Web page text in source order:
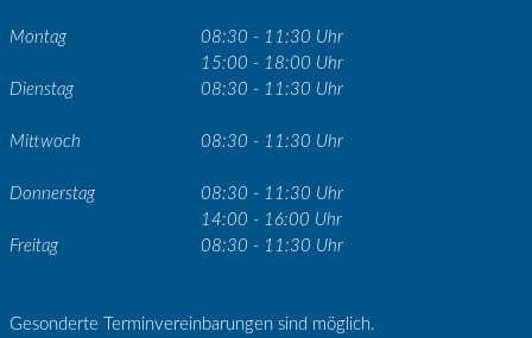
Montag
08:30 - 11:30 Uhr
15:00 - 18:00 Uhr
Dienstag
08:30 - 11:30 Uhr
Mittwoch 08:30 - 11:30 Uhr
Donnerstag
08:30 - 11:30 Uhr
14:00 - 16:00 Uhr
Freitag
08:30 - 11:30 Uhr
Gesonderte Terminvereinbarungen sind möglich.